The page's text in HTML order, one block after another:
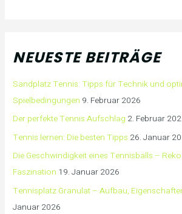
NEUESTE BEITRÄGE
Sandplatz Tennis: Tipps für Technik und
Spielbedingungen 9. Februar 2026
Der perfekte Tennis Aufschlag 2. Februar
Tennis lernen: Die besten Tipps 26. Januar
Die Geschwindigkeit eines Tennisballs –
Faszination 19. Januar 2026
Tennisplatz Granulat – Aufbau,
Januar 2026